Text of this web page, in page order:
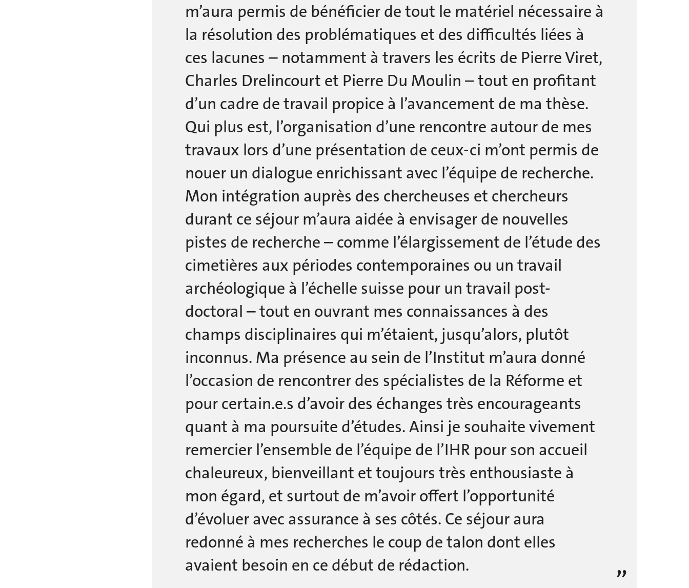
m’aura permis de bénéficier de tout le matériel nécessaire à
la résolution des problématiques et des difficultés liées à
ces lacunes – notamment à travers les écrits de Pierre Viret,
Charles Drelincourt et Pierre Du Moulin – tout en profitant
d’un cadre de travail propice à l’avancement de ma thèse.
Qui plus est, l’organisation d’une rencontre autour de mes
travaux lors d’une présentation de ceux-ci m’ont permis de
nouer un dialogue enrichissant avec l’équipe de recherche.
Mon intégration auprès des chercheuses et chercheurs
durant ce séjour m’aura aidée à envisager de nouvelles
pistes de recherche – comme l’élargissement de l’étude des
cimetières aux périodes contemporaines ou un travail
archéologique à l’échelle suisse pour un travail post-
doctoral – tout en ouvrant mes connaissances à des
champs disciplinaires qui m’étaient, jusqu’alors, plutôt
inconnus. Ma présence au sein de l’Institut m’aura donné
l’occasion de rencontrer des spécialistes de la Réforme et
pour certain.e.s d’avoir des échanges très encourageants
quant à ma poursuite d’études. Ainsi je souhaite vivement
remercier l’ensemble de l’équipe de l’IHR pour son accueil
chaleureux, bienveillant et toujours très enthousiaste à
mon égard, et surtout de m’avoir offert l’opportunité
d’évoluer avec assurance à ses côtés. Ce séjour aura
redonné à mes recherches le coup de talon dont elles
avaient besoin en ce début de rédaction.